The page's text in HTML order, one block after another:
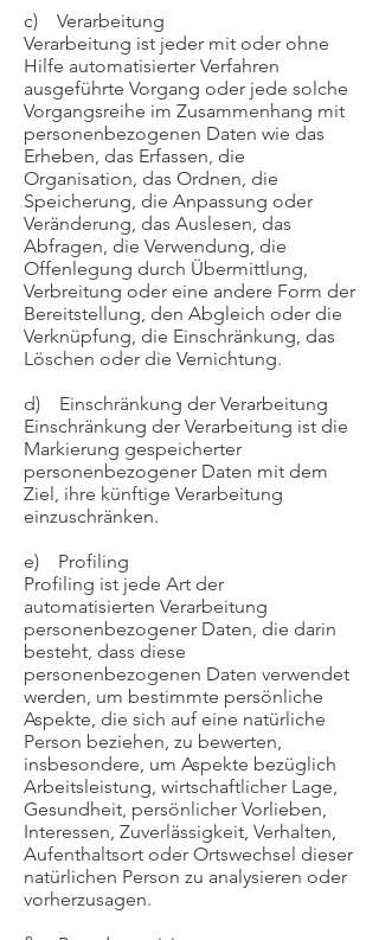
c) Verarbeitung
Verarbeitung ist jeder mit oder ohne
Hilfe automatisierter Verfahren
ausgeführte Vorgang oder jede solche
Vorgangsreihe im Zusammenhang mit
personenbezogenen Daten wie das
Erheben, das Erfassen, die
Organisation, das Ordnen, die
Speicherung, die Anpassung oder
Veränderung, das Auslesen, das
Abfragen, die Verwendung, die
Offenlegung durch Übermittlung,
Verbreitung oder eine andere Form der
Bereitstellung, den Abgleich oder die
Verknüpfung, die Einschränkung, das
Löschen oder die Vernichtung.
d) Einschränkung der Verarbeitung
Einschränkung der Verarbeitung ist die
Markierung gespeicherter
personenbezogener Daten mit dem
Ziel, ihre künftige Verarbeitung
einzuschränken.
e) Profiling
Profiling ist jede Art der
automatisierten Verarbeitung
personenbezogener Daten, die darin
besteht, dass diese
personenbezogenen Daten verwendet
werden, um bestimmte persönliche
Aspekte, die sich auf eine natürliche
Person beziehen, zu bewerten,
insbesondere, um Aspekte bezüglich
Arbeitsleistung, wirtschaftlicher Lage,
Gesundheit, persönlicher Vorlieben,
Interessen, Zuverlässigkeit, Verhalten,
Aufenthaltsort oder Ortswechsel dieser
natürlichen Person zu analysieren oder
vorherzusagen.